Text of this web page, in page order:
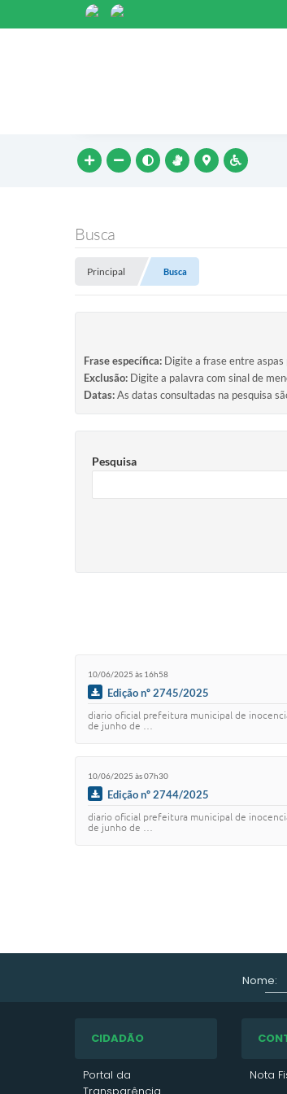
Busca
Principal Busca
Frase específica: Digite a frase entre
Exclusão: Digite a palavra com sinal de
Datas:As datas consultadas na pesquisa
Pesquisa
10/06/2025 às 16h58
Edição nº 2745/2025
diario oficial prefeitura municipal de
de junho de …
10/06/2025 às 07h30
Edição nº 2744/2025
diario oficial prefeitura municipal de
de junho de …
Nome:
CIDADÃO
Portal da
Nota